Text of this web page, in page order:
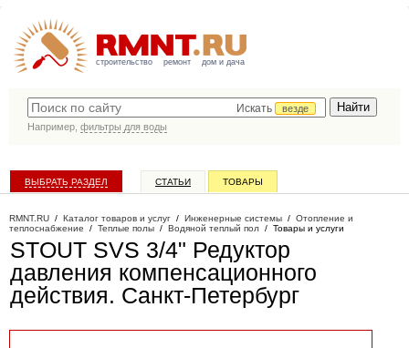
строительство ремонт дом и дача
Искать
везде
Например, фильтры для воды
ВЫБРАТЬ РАЗДЕЛ СТАТЬИ ТОВАРЫ
RMNT.RU / Каталог товаров и услуг / Инженерные системы / Отопление и
теплоснабжение / Теплые полы / Водяной теплый пол / Товары и услуги
STOUT SVS 3/4" Редуктор
давления компенсационного
действия. Санкт-Петербург